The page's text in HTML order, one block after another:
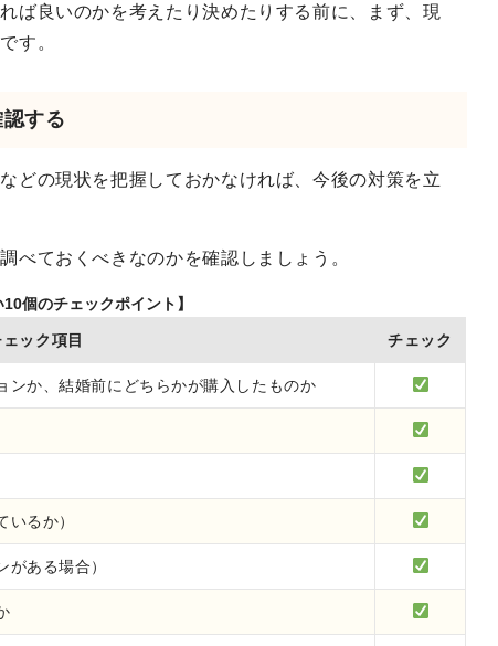
ば良いのかを考えたり決めたりする前に、まず、現
す。
する
どの現状を把握しておかなければ、今後の対策を立
べておくべきなのかを確認しましょう。
個のチェックポイント】
ック項目 チェック
ンか、結婚前にどちらかが購入したものか
るか）
ある場合）